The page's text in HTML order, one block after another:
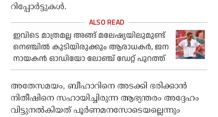
റിപ്പോര്‍ട്ടുകള്‍.
ഇവിടെ മാത്രമല്ല അങ്ങ് മലേഷ്യയിലുമുണ്ട്
നെഞ്ചില്‍ കുടിയിരുക്കും ആരാധകര്‍, ജന
നായകന്‍ ഓഡിയോ ലോഞ്ച് ഡേറ്റ് പുറത്ത്
അതേസമയം, ബീഹാറിനെ അടക്കി ഭരിക്കാന്‍
നിതീഷിനെ സഹായിച്ചിരുന്ന ആഭ്യന്തരം അദ്ദേഹം
വിട്ടുനല്‍കിയത് പൂര്‍ണമനസോടെയല്ലെന്നും